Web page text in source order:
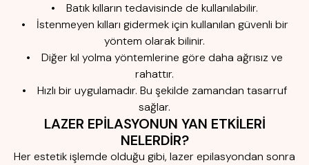
• Batık kılların tedavisinde de kullanılabilir.
• İstenmeyen kılları gidermek için kullanılan güvenli bir
yöntem olarak bilinir.
• Diğer kıl yolma yöntemlerine göre daha ağrısız ve
rahattır.
• Hızlı bir uygulamadır. Bu şekilde zamandan tasarruf
sağlar.
LAZER EPİLASYONUN YAN ETKİLERİ
NELERDİR?
Her estetik işlemde olduğu gibi, lazer epilasyondan sonra